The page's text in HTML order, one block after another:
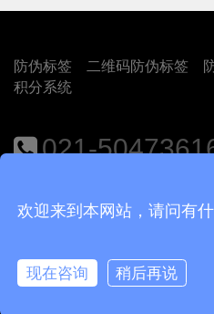
防伪标签 二维码防伪标签
积分系统
021-
欢迎来到本网站，请问有
现在咨询 稍后再说